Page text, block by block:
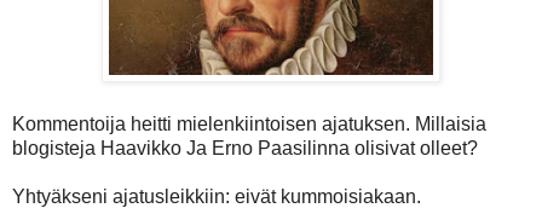
Kommentoija heitti mielenkiintoisen ajatuksen. Millaisia
blogisteja Haavikko Ja Erno Paasilinna olisivat olleet?
Yhtyäkseni ajatusleikkiin: eivät kummoisiakaan.